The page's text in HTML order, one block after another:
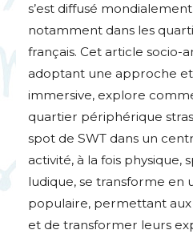
s’est diffusé
notamment dans les
français. Cet article socio-
adoptant une approche
immersive, explore
quartier périphérique
spot de SWT dans un
activité, à la fois physique,
ludique, se transforme en
populaire, permettant aux
et de transformer leurs